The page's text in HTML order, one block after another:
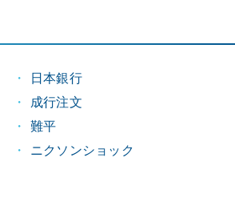
日本銀行
成行注文
難平
ニクソンショック